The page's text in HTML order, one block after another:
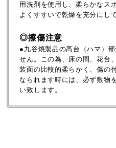
用洗剤を使用し、柔らかなス
よくすすいで乾燥を充分にし
◎擦傷注意
●九谷焼製品の高台（ハマ）
せん。この為、床の間、花台
装面の比較的柔らかく、傷の
なられます時には、必ず敷物
い致します。